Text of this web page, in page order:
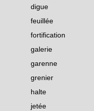
digue
feuillée
fortification
galerie
garenne
grenier
halte
jetée